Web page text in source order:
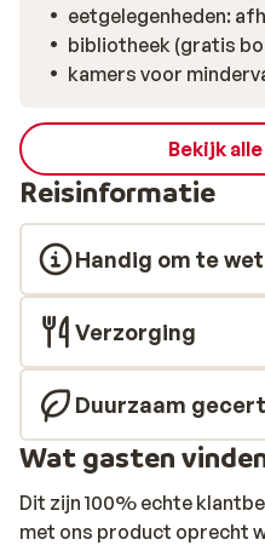
eetgelegenheden:
bibliotheek (gratis
kamers voor
Bekijk
Reisinformatie
Handig om te
Verzorging
Duurzaam
Wat gasten
Dit zijn 100% echte
met ons product oprecht